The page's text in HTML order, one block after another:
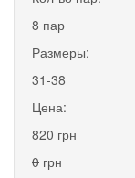
8 пар
Размеры:
31-38
Цена:
820 грн
0 грн